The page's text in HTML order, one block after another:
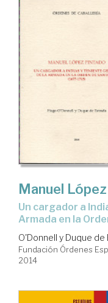
Manuel
un cargador a Indias y Teniente General de la
Armada en la
O'Donnell y Duque de
Fundación Órdenes
2014